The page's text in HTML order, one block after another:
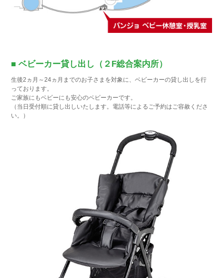
■ ベビーカー貸し出し（２F総合案内所）
生後2ヵ月～24ヵ月までのお子さまを対象に、ベビーカーの貸し出しを行
っております。
ご家族にもベビーにも安心のベビーカーです。
（当日受付順に貸し出しいたします。電話等によるご予約はご容赦くださ
い。）